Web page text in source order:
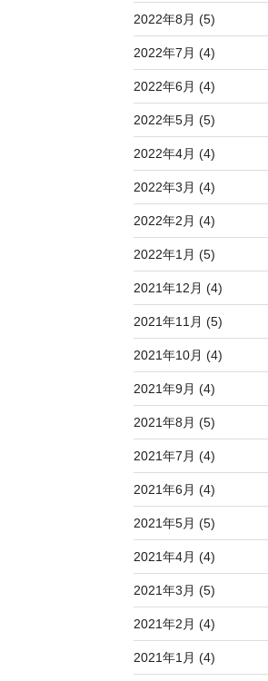
2022年8月 (5)
2022年7月 (4)
2022年6月 (4)
2022年5月 (5)
2022年4月 (4)
2022年3月 (4)
2022年2月 (4)
2022年1月 (5)
2021年12月 (4)
2021年11月 (5)
2021年10月 (4)
2021年9月 (4)
2021年8月 (5)
2021年7月 (4)
2021年6月 (4)
2021年5月 (5)
2021年4月 (4)
2021年3月 (5)
2021年2月 (4)
2021年1月 (4)